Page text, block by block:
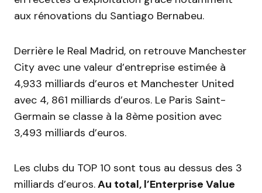
aux rénovations du Santiago Bernabeu.
Derrière le Real Madrid, on retrouve Manchester
City avec une valeur d’entreprise estimée à
4,933 milliards d’euros et Manchester United
avec 4, 861 milliards d’euros. Le Paris Saint-
Germain se classe à la 8ème position avec
3,493 milliards d’euros.
Les clubs du TOP 10 sont tous au dessus des 3
milliards d’euros.Au total, l’Enterprise Value